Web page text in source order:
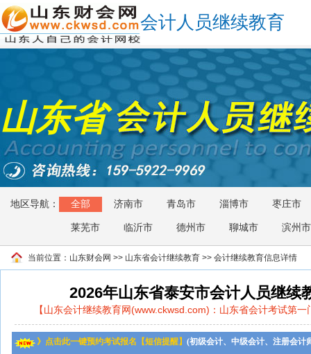
会计人员继续教育
山东省
地区导航： 全部 济南市 青岛市 淄博市 枣庄市
莱芜市 临沂市 德州市 聊城市 滨州市
当前位置： 山东财会网 >> 山东省会计继续教育 >> 会计继续教育信息详情
2026年山东省泰安市会计人员继续
【山东会计继续教育网(www.ckwsd.com)：山东省会计考试第一
》点击此一键预约考试报名【短信提醒】(初级会计、中级会计、注册会